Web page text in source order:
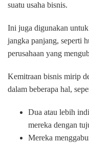
suatu usaha bisnis.
Ini juga digunakan untuk
jangka panjang, seperti
perusahaan yang
Kemitraan bisnis mirip
dalam beberapa hal,
Dua atau lebih
mereka dengan
Mereka